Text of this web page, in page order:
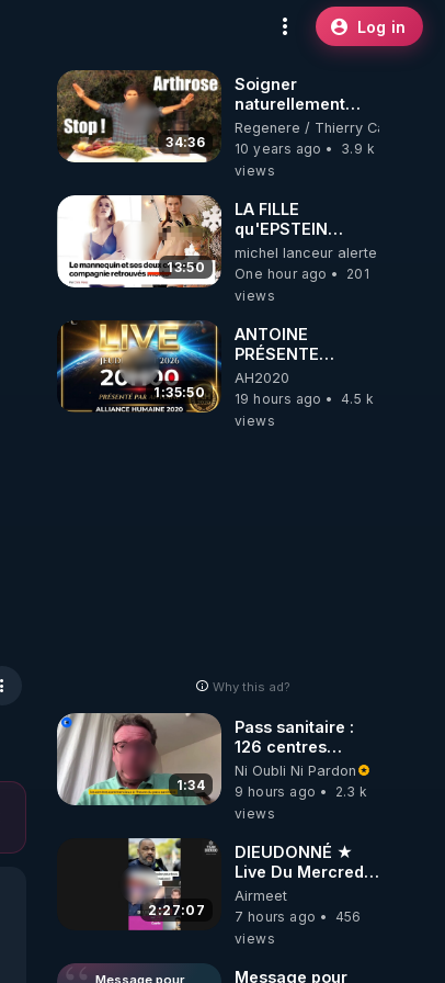
Log in
34:36
Soigner
naturellement
l'arthrose ? + le
"jus des
cartilages"
Regenere / Thierry
10 years ago
3.9 k
views
13:50
LA FILLE
qu'EPSTEIN
VOULAIT CACHER
michel lanceur alerte
One hour ago
201
views
1:35:50
ANTOINE
PRÉSENTE
AH2020 LE LIVE
20H ***DU
06/08/2026***
AH2020
19 hours ago
4.5 k
views
Why this ad?
1:34
Pass sanitaire :
126 centres
commerciaux
concernés par
l'obligation dans
Ni Oubli Ni Pardon
9 hours ago
2.3 k
views
2:27:07
DIEUDONNÉ ★
Live Du Mercredi
5 Août 2026
Airmeet
7 hours ago
456
views
Message pour
Message pour